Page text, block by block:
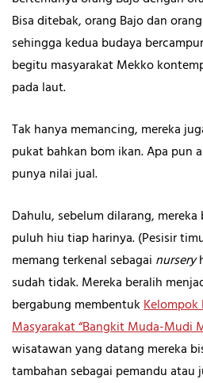
Bisa ditebak, orang Bajo dan
sehingga kedua budaya
begitu masyarakat Mekko
pada laut.
Tak hanya memancing, mereka
pukat bahkan bom ikan. Apa pun
punya nilai jual.
Dahulu, sebelum dilarang,
puluh hiu tiap harinya. (Pesisir
memang terkenal sebagai nursery
sudah tidak. Mereka beralih
bergabung membentukKelompok
Masyarakat “Bangkit Muda-Mudi
wisatawan yang datang mereka
tambahan sebagai pemandu atau